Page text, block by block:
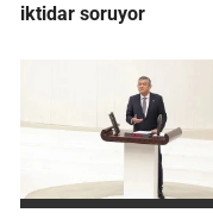
iktidar soruyor